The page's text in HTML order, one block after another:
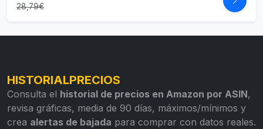
28,79€
HISTORIALPRECIOS
Consulta el historial de precios en Amazon por ASIN,
revisa gráficas, media de 90 días, máximos/mínimos y
crea alertas de bajada para comprar con datos reales.